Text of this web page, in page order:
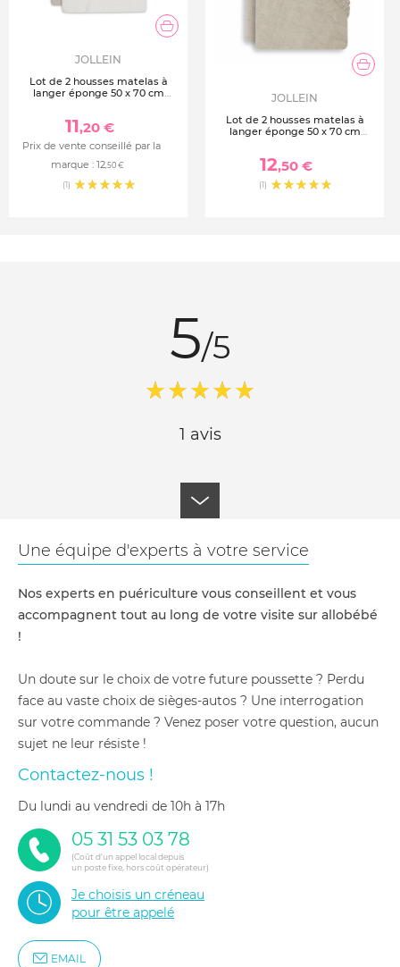
JOLLEIN
Lot de 2 housses matelas à
langer éponge 50 x 70 cm
11,20 €
Prix de vente conseillé par la
marque : 12,50 €
(1)
JOLLEIN
Lot de 2 housses matelas à
langer éponge 50 x 70 cm
12,50 €
(1)
5/5
1 avis
Une équipe d'experts à votre service
Nos experts en puériculture vous conseillent et vous
accompagnent tout au long de votre visite sur allobébé
!
Un doute sur le choix de votre future poussette ? Perdu
face au vaste choix de sièges-autos ? Une interrogation
sur votre commande ? Venez poser votre question, aucun
sujet ne leur résiste !
Contactez-nous !
du lundi au vendredi de 10h à 17h
05 31 53 03 78
(Coût d'un appel local depuis
un poste fixe, hors coût opérateur)
Je choisis un créneau
pour être appelé
EMAIL